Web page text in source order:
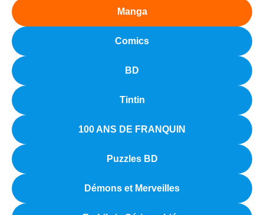
Manga
Comics
BD
Tintin
100 ANS DE FRANQUIN
Puzzles BD
Démons et Merveilles